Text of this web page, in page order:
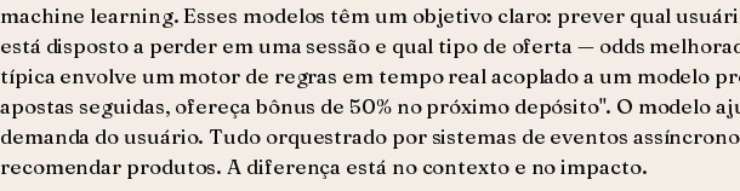
machine learning. Esses modelos têm um objetivo claro: prever qual
está disposto a perder em uma sessão e qual tipo de oferta — odds
típica envolve um motor de regras em tempo real acoplado a um modelo
apostas seguidas, ofereça bônus de 50% no próximo depósito". O modelo
demanda do usuário. Tudo orquestrado por sistemas de eventos
recomendar produtos. A diferença está no contexto e no impacto.